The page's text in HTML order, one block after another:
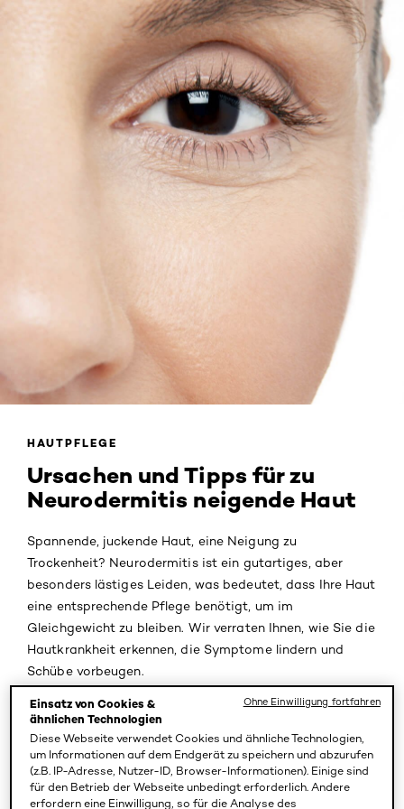
HAUTPFLEGE
Ursachen und Tipps für zu
Neurodermitis neigende Haut
Spannende, juckende Haut, eine Neigung zu
Trockenheit? Neurodermitis ist ein gutartiges, aber
besonders lästiges Leiden, was bedeutet, dass Ihre Haut
eine entsprechende Pflege benötigt, um im
Gleichgewicht zu bleiben. Wir verraten Ihnen, wie Sie die
Hautkrankheit erkennen, die Symptome lindern und
Schübe vorbeugen.
So erkennt man zu Neurodermitis neigende
Ist die Haut trocken, rot oder empfindlich? Ist sie leicht
gereizt? Juckt und spannt sie und fühlt sie sich
Einsatz von Cookies &
ähnlichen Technologien
Diese Webseite verwendet Cookies und ähnliche Technologien,
um Informationen auf dem Endgerät zu speichern und abzurufen
(z.B. IP-Adresse, Nutzer-ID, Browser-Informationen). Einige sind
für den Betrieb der Webseite unbedingt erforderlich. Andere
erfordern eine Einwilligung, so für die Analyse des
Ohne Einwilligung fortfahren